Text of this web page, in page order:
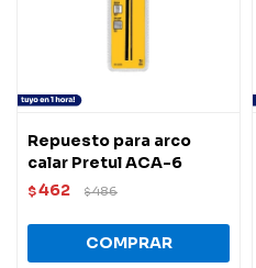
Repuesto para arco
calar Pretul ACA-6
$462 $486